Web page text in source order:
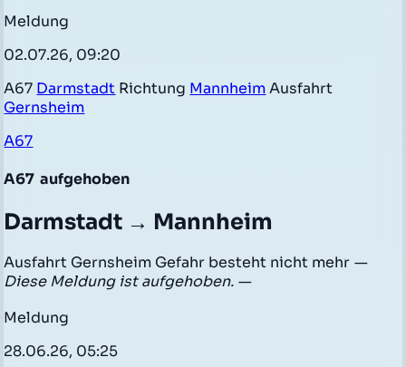
Meldung
02.07.26, 09:20
A67 Darmstadt Richtung MannheimAusfahrt
Gernsheim
A67
A67 aufgehoben
Darmstadt → Mannheim
Ausfahrt Gernsheim Gefahr besteht nicht mehr —
Diese Meldung ist aufgehoben. —
Meldung
28.06.26, 05:25